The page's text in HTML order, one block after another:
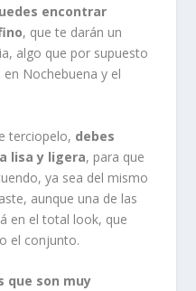
encontrar
, que te darán un
algo que por supuesto
Nochebuena y el
terciopelo, debes
lisa y ligera, para que
ya sea del mismo
aunque una de las
en el total look, que
el conjunto.
que son muy